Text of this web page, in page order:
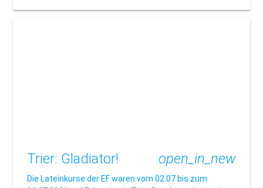
Trier: Gladiator! open_in_new
Die Lateinkurse der EF waren vom 02.07 bis zum